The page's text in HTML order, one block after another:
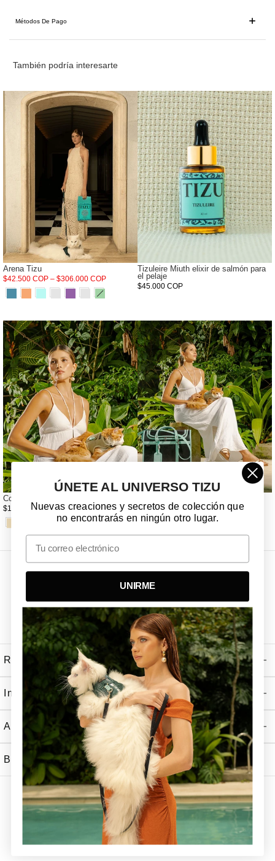
Métodos De Pago
También podría interesarte
Arena Tizu
$42.500 COP – $306.000 COP
Tizuleire Miuth elixir de salmón para
el pelaje
$45.000 COP
Corso Rilievo Miuth 2XS
$170.000 COP $550.000 COP
Recibe Nuestras Ultimas Noticias
Información
Atención al Cliente
Boutiques Tizu
Tizu 2026. All Rights reserved
ÚNETE AL UNIVERSO TIZU
Nuevas creaciones y secretos de colección que
no encontrarás en ningún otro lugar.
Email
UNIRME